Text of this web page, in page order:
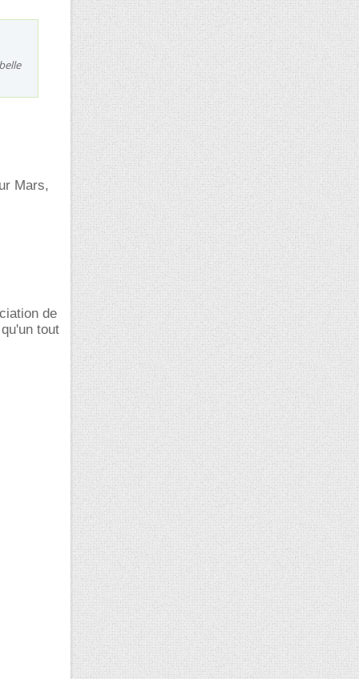
Mars,
de
tout